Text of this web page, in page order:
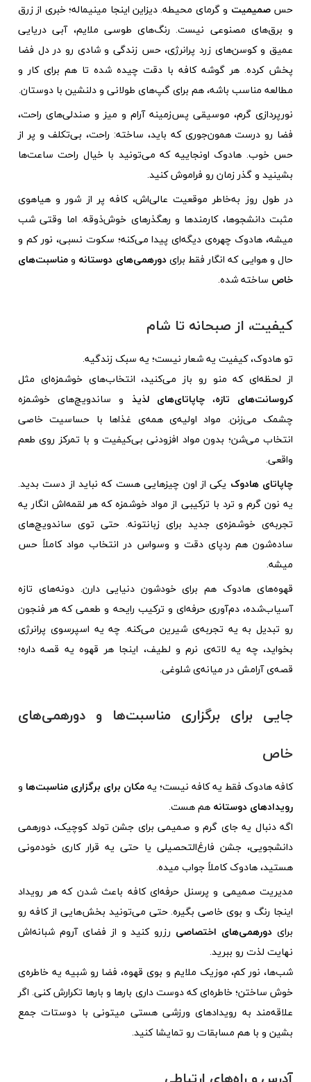
حسصمیمیت و گرمای محیطه. دیزاین اینجا مینیماله؛ خبری از زرق
و برق‌های مصنوعی نیست. رنگ‌های طوسی ملایم، آبی دریایی
عمیق و کوسن‌های زرد پرانرژی، حس زندگی و شادی رو در دل فضا
پخش کرده. هر گوشه کافه با دقت چیده شده تا هم برای کار و
مطالعه مناسب باشه، هم برای گپ‌های طولانی و دلنشین با دوستان.
نورپردازی گرم، موسیقی پس‌زمینه آرام و میز و صندلی‌های راحت،
فضا رو درست همون‌جوری که باید، ساخته: راحت، بی‌تکلف و پر از
حس خوب. هادوک اونجاییه که می‌تونید با خیال راحت ساعت‌ها
بشینید و گذر زمان رو فراموش کنید.
در طول روز به‌خاطر موقعیت عالی‌اش، کافه پر از شور و هیاهوی
مثبت دانشجوها، کارمندها و رهگذرهای خوش‌ذوقه. اما وقتی شب
میشه، هادوک چهره‌ی دیگه‌ای پیدا می‌کنه؛ سکوت نسبی، نور کم و
حال و هوایی که انگار فقط برایدورهمی‌های دوستانه ومناسبت‌های
خاص ساخته شده.
کیفیت، از صبحانه تا شام
تو هادوک، کیفیت یه شعار نیست؛ یه سبک زندگیه.
از لحظه‌ای که منو رو باز می‌کنید، انتخاب‌های خوشمزه‌ای مثل
کروسانت‌های تازه،چاپاتای‌های لذیذ و ساندویچ‌های خوشمزه
چشمک می‌زنن. مواد اولیه‌ی همه‌ی غذاها با حساسیت خاصی
انتخاب می‌شن؛ بدون مواد افزودنی بی‌کیفیت و با تمرکز روی طعم
واقعی.
چاپاتای هادوک یکی از اون چیزهایی هست که نباید از دست بدید.
یه نون گرم و ترد با ترکیبی از مواد خوشمزه که هر لقمه‌اش انگار یه
تجربه‌ی خوشمزه‌ی جدید برای زبانتونه. حتی توی ساندویچ‌های
ساده‌شون هم ردپای دقت و وسواس در انتخاب مواد کاملاً حس
میشه.
قهوه‌های هادوک هم برای خودشون دنیایی دارن. دونه‌های تازه
آسیاب‌شده، دم‌آوری حرفه‌ای و ترکیب رایحه و طعمی که هر فنجون
رو تبدیل به یه تجربه‌ی شیرین می‌کنه. چه یه اسپرسوی پرانرژی
بخواید، چه یه لاته‌ی نرم و لطیف، اینجا هر قهوه یه قصه داره؛
قصه‌ی آرامش در میانه‌ی شلوغی.
جایی برای برگزاری مناسبت‌ها و دورهمی‌های
خاص
کافه هادوک فقط یه کافه نیست؛ یهمکان برای برگزاری مناسبت‌ها و
رویدادهای دوستانه هم هست.
اگه دنبال یه جای گرم و صمیمی برای جشن تولد کوچیک، دورهمی
دانشجویی، جشن فارغ‌التحصیلی یا حتی یه قرار کاری خودمونی
هستید، هادوک کاملاً جواب میده.
مدیریت صمیمی و پرسنل حرفه‌ای کافه باعث شدن که هر رویداد
اینجا رنگ و بوی خاصی بگیره. حتی می‌تونید بخش‌هایی از کافه رو
برای دورهمی‌های اختصاصی رزرو کنید و از فضای آروم شبانه‌اش
نهایت لذت رو ببرید.
شب‌ها، نور کم، موزیک ملایم و بوی قهوه، فضا رو شبیه یه خاطره‌ی
خوش ساختن؛ خاطره‌ای که دوست داری بارها و بارها تکرارش کنی. اگر
علاقه‌مند به رویدادهای ورزشی هستی میتونی با دوستات جمع
بشین و با هم مسابقات رو تمایشا کنید.